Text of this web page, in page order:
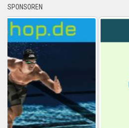
SPONSOREN